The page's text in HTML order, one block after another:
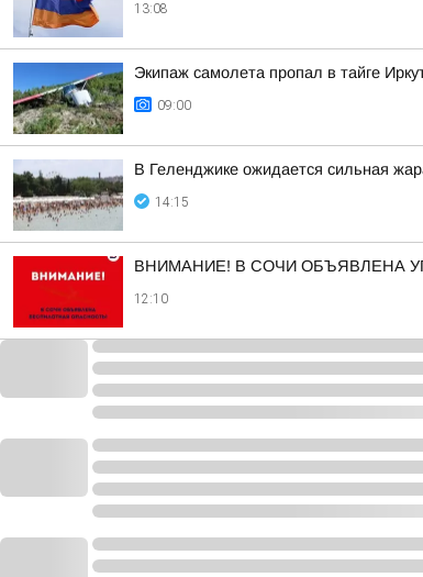
13:08
Экипаж самолета пропал в тайге
09:00
В Геленджике ожидается сильная
14:15
ВНИМАНИЕ! В СОЧИ ОБЪЯВЛЕНА
12:10